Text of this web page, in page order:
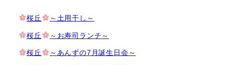
桜丘 ～土用干し～
桜丘 ～お寿司ランチ～
桜丘 ～あんずの7月誕生日会～